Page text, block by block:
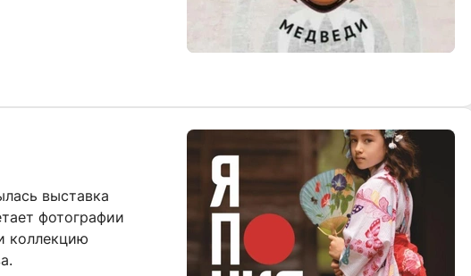
выставка
фотографии
коллекцию